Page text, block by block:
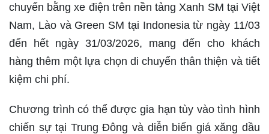
chuyển bằng xe điện trên nền tảng Xanh SM tại Việt
Nam, Lào và Green SM tại Indonesia từ ngày 11/03
đến hết ngày 31/03/2026, mang đến cho khách
hàng thêm một lựa chọn di chuyển thân thiện và tiết
kiệm chi phí.
Chương trình có thể được gia hạn tùy vào tình hình
chiến sự tại Trung Đông và diễn biến giá xăng dầu